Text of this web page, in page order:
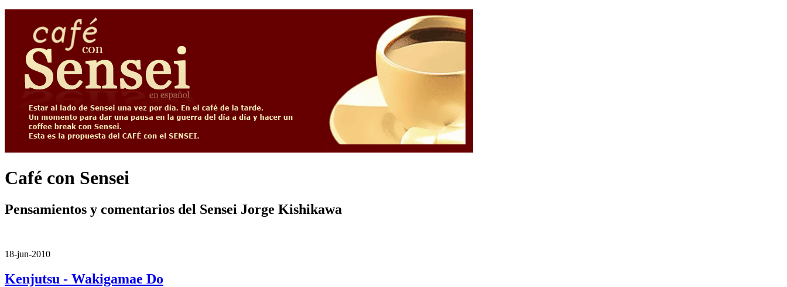
Café con Sensei
Pensamientos y comentarios del Sensei Jorge Kishikawa
18-jun-2010
Kenjutsu - Wakigamae Do